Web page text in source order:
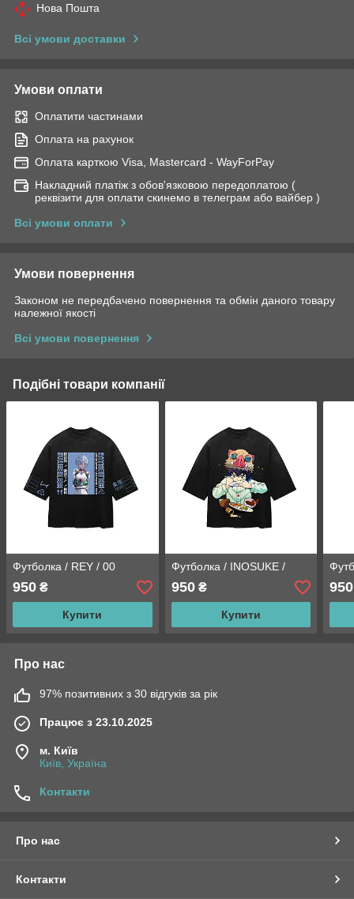
Нова Пошта
Всі умови доставки
Умови оплати
Оплатити частинами
Оплата на рахунок
Оплата карткою Visa, Mastercard - WayForPay
Накладний платіж з обов'язковою передоплатою (
реквізити для оплати скинемо в телеграм або вайбер )
Всі умови оплати
Умови повернення
Законом не передбачено повернення та обмін даного товару
належної якості
Всі умови повернення
Подібні товари компанії
Футболка / REY / 00
950 ₴
Купити
Футболка / INOSUKE /
950₴
Купити
950
Про нас
97% позитивних з 30 відгуків за рік
Працює з 23.10.2025
м. Київ
Київ, Україна
Контакти
Про нас
Контакти